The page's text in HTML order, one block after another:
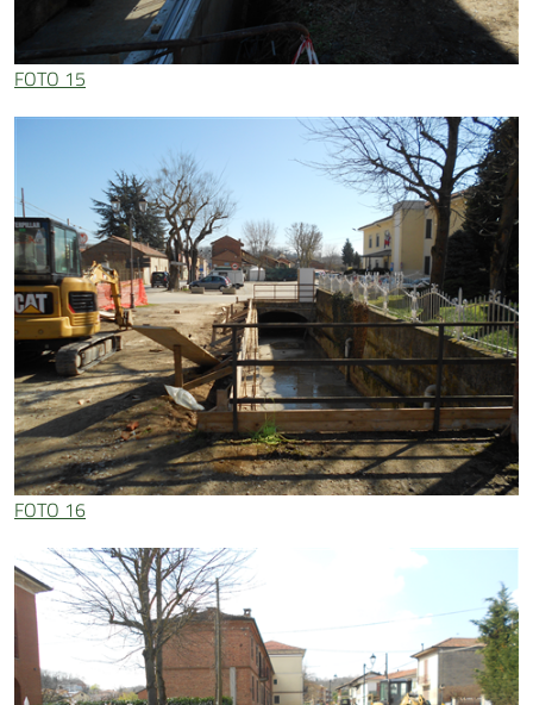
FOTO 15
FOTO 16